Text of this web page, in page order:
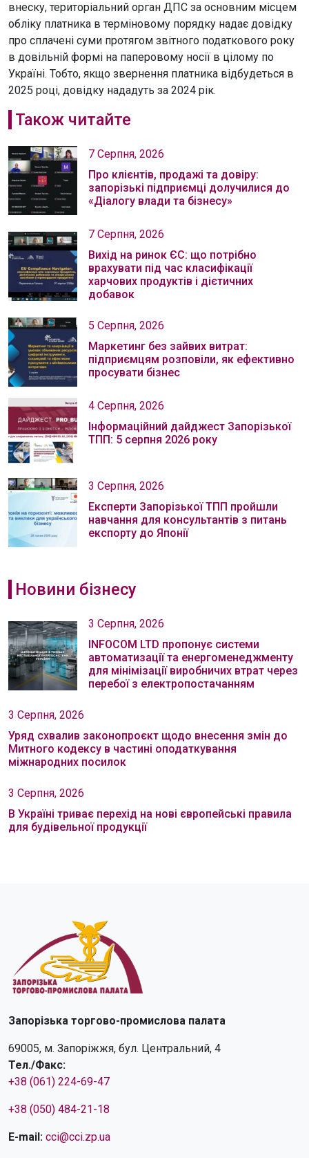
внеску, територіальний орган ДПС за основним місцем
обліку платника в терміновому порядку надає довідку
про сплачені суми протягом звітного податкового року
в довільній формі на паперовому носії в цілому по
Україні. Тобто, якщо звернення платника відбудеться в
2025 році, довідку нададуть за 2024 рік.
Також читайте
7 Серпня, 2026
Про клієнтів, продажі та довіру:
запорізькі підприємці долучилися до
«Діалогу влади та бізнесу»
7 Серпня, 2026
Вихід на ринок ЄС: що потрібно
врахувати під час класифікації
харчових продуктів і дієтичних
добавок
5 Серпня, 2026
Маркетинг без зайвих витрат:
підприємцям розповіли, як ефективно
просувати бізнес
4 Серпня, 2026
Інформаційний дайджест Запорізької
ТПП: 5 серпня 2026 року
3 Серпня, 2026
Експерти Запорізької ТПП пройшли
навчання для консультантів з питань
експорту до Японії
Новини бізнесу
3 Серпня, 2026
INFOCOM LTD пропонує системи
автоматизації та енергоменеджменту
для мінімізації виробничих втрат через
перебої з електропостачанням
3 Серпня, 2026
Уряд схвалив законопроєкт щодо внесення змін до
Митного кодексу в частині оподаткування
міжнародних посилок
3 Серпня, 2026
В Україні триває перехід на нові європейські правила
для будівельної продукції
Запорізька торгово-промислова палата
69005, м. Запоріжжя, бул. Центральний, 4
Тел./Факс:
+38 (061) 224-69-47
+38 (050) 484-21-18
E-mail: cci@cci.zp.ua